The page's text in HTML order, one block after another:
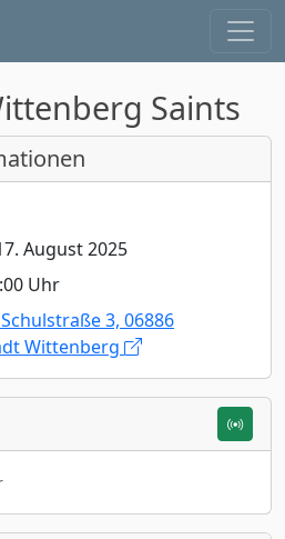
Saints
August 2025
Uhr
3, 06886
Wittenberg